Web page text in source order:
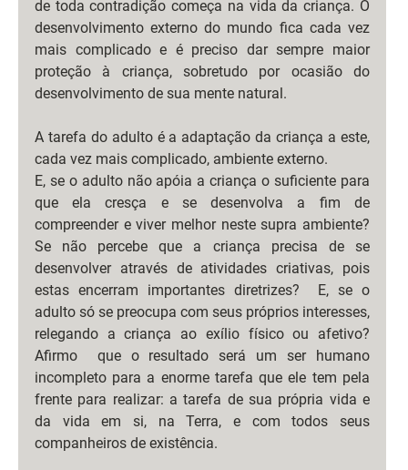
de toda contradição começa na vida da criança. O
desenvolvimento externo do mundo fica cada vez
mais complicado e é preciso dar sempre maior
proteção à criança, sobretudo por ocasião do
desenvolvimento de sua mente natural.
A tarefa do adulto é a adaptação da criança a este,
cada vez mais complicado, ambiente externo.
E, se o adulto não apóia a criança o suficiente para
que ela cresça e se desenvolva a fim de
compreender e viver melhor neste supra ambiente?
Se não percebe que a criança precisa de se
desenvolver através de atividades criativas, pois
estas encerram importantes diretrizes?  E, se o
adulto só se preocupa com seus próprios interesses,
relegando a criança ao exílio físico ou afetivo?
Afirmo  que o resultado será um ser humano
incompleto para a enorme tarefa que ele tem pela
frente para realizar: a tarefa de sua própria vida e
da vida em si, na Terra, e com todos seus
companheiros de existência.